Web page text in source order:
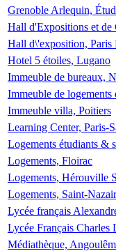
Grenoble Arlequin,
Hall d'Expositions et de
Hall d\'exposition,
Hotel 5 étoiles, Lugano
Immeuble de bureaux,
Immeuble de
Immeuble villa, Poitiers
Learning Center, Paris-
Logements étudiants &
Logements, Floirac
Logements, Hérouville
Logements, Saint-
Lycée français
Lycée Français Charles
Médiathèque,